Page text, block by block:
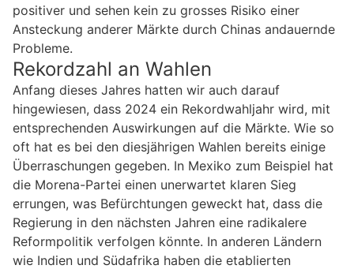
positiver und sehen kein zu grosses Risiko einer
Ansteckung anderer Märkte durch Chinas andauernde
Probleme.
Rekordzahl an Wahlen
Anfang dieses Jahres hatten wir auch darauf
hingewiesen, dass 2024 ein Rekordwahljahr wird, mit
entsprechenden Auswirkungen auf die Märkte. Wie so
oft hat es bei den diesjährigen Wahlen bereits einige
Überraschungen gegeben. In Mexiko zum Beispiel hat
die Morena-Partei einen unerwartet klaren Sieg
errungen, was Befürchtungen geweckt hat, dass die
Regierung in den nächsten Jahren eine radikalere
Reformpolitik verfolgen könnte. In anderen Ländern
wie Indien und Südafrika haben die etablierten